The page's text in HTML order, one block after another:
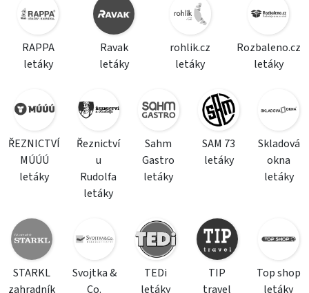
RAPPA
letáky
Ravak
letáky
rohlik.cz
letáky
Rozbaleno.cz
letáky
ŘEZNICTVÍ
MÚÚÚ
letáky
Řeznictví
u
Rudolfa
letáky
Sahm
Gastro
letáky
SAM 73
letáky
Skladová
okna
letáky
STARKL
zahradník
Svojtka &
Co.
TEDi
letáky
TIP
travel
Top shop
letáky